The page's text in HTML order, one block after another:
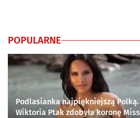
POPULARNE
Podlasianka najpiękniejszą Polką.
Wiktoria Ptak zdobyła koronę Miss